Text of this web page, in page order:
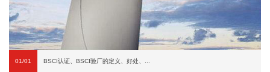
01/01 BSCI认证、BSCI验厂的定义、好处、...